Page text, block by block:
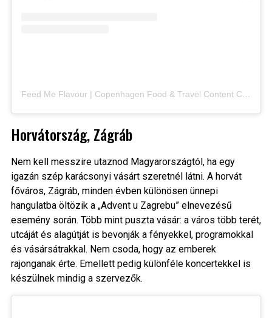
Feed Me Flavour | Copenhagen Food & Travel Content Creator (@feedmeflavour) által megosztott bejegyzés
Horvátország, Zágráb
Nem kell messzire utaznod Magyarországtól, ha egy
igazán szép karácsonyi vásárt szeretnél látni. A horvát
főváros, Zágráb, minden évben különösen ünnepi
hangulatba öltözik a „Advent u Zagrebu” elnevezésű
esemény során. Több mint puszta vásár: a város több terét,
utcáját és alagútját is bevonják a fényekkel, programokkal
és vásár­sátrakkal. Nem csoda, hogy az emberek
rajonganak érte. Emellett pedig különféle koncertekkel is
készülnek mindig a szervezők.